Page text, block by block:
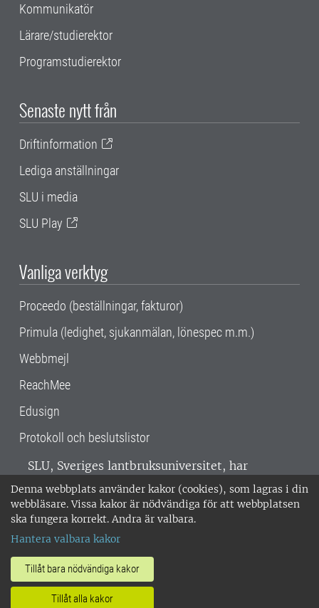
Denna webbplats använder kakor (cookies), som lagras i din
webbläsare. Vissa kakor är nödvändiga för att webbplatsen
ska fungera korrekt. Andra är valbara.
Hantera valbara kakor
Tillåt bara nödvändiga kakor
Tillåt alla kakor
Kommunikatör
Lärare/studierektor
Programstudierektor
Senaste nytt från
Driftinformation
Lediga anställningar
SLU i media
SLU Play
Vanliga verktyg
Proceedo (beställningar, fakturor)
Primula (ledighet, sjukanmälan, lönespec m.m.)
Webbmejl
ReachMee
Edusign
Protokoll och beslutslistor
SLU, Sveriges lantbruksuniversitet, har
verksamhet över hela Sverige. Huvudorter är
Alnarp, Uppsala och Umeå.SLU är
miljöcertifierat enligt ISO 14001. •
018-67 10 00 • Org nr: 202100-2817 •
Om SLU:s webbplatser
•Hantera kakor•Behandling av
personuppgifter